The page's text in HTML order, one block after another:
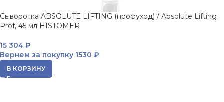
Сыворотка ABSOLUTE LIFTING (профуход) / Absolute Lifting
Prof, 45 мл HISTOMER
15 304 ₽
Вернем за покупку 1530 ₽
В КОРЗИНУ